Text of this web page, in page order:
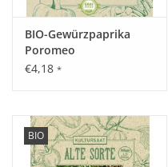
geerntet werden und
Buschbohnen.
BIO-Gewürzpaprika
Poromeo
€4,18 *
BIO